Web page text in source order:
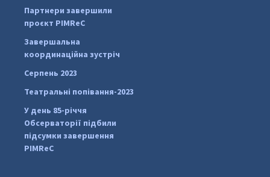
pimrec_project
Партнери завершили
проєкт PIMReC
Завершальна
координаційна зустріч
Серпень 2023
Театральні попівання-2023
У день 85-річчя
Обсерваторії підбили
підсумки завершення
PIMReC